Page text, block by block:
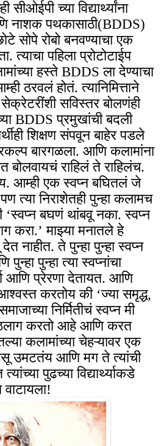
सीओईपी च्या विद्यार्थ्यांना
नाशक पथकासाठी(BDDS)
सोपे रोबो बनवण्याचा एक
त्याचा पहिला प्रोटोटाईप
हस्ते BDDS ला देण्याचा
ठरवलं होतं. त्यानिमित्ताने
सविस्तर बोलणंही
BDDS प्रमुखांची बदली
शिक्षण संपवून बाहेर पडले
बारगळला. आणि कलामांना
बोलवायचं राहिलं ते राहिलंच.
आम्ही एक स्वप्न बघितलं जे
त्या निराशेतही पुन्हा कलामच
बघणं थांबवू नका. स्वप्न
करा.’ माझ्या मनातले हे
नाहीत. ते पुन्हा पुन्हा स्वप्न
पुन्हा त्या स्वप्नांचा
आणि प्रेरणा देतायत. आणि
आश्वस्त करतोय की ‘ज्या समृद्ध,
निर्मितीचं स्वप्न मी
करतो आहे आणि करत
कलामांच्या चेहऱ्यावर एक
उमटतंय आणि मग ते त्यांची
पुढच्या विद्यार्थ्याकडे